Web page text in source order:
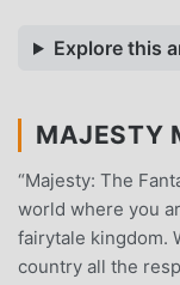
Explore this
MAJESTY
“Majesty: The
world where you
fairytale kingdom.
country all the